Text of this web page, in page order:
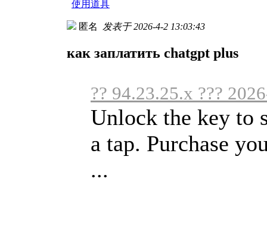
使用道具
匿名 发表于 2026-4-2 13:03:43
как заплатить chatgpt plus
?? 94.23.25.x ???
Unlock the key to
a tap. Purchase
...